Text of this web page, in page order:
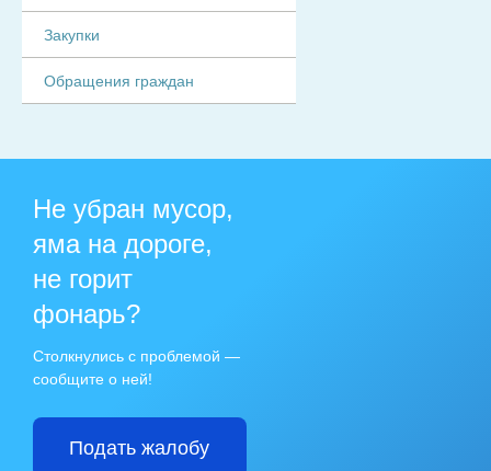
Закупки
Обращения граждан
Не убран мусор,
яма на дороге,
не горит
фонарь?
Столкнулись с проблемой —
сообщите о ней!
Подать жалобу